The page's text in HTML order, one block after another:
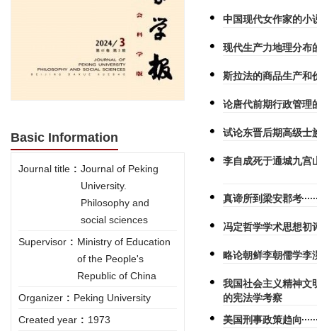
Basic Information
Journal title : Journal of Peking
University.
Philosophy and
social sciences
Supervisor : Ministry of Education
of the People's
Republic of China
Organizer : Peking University
Created year : 1973
中国现代女作家的小
现代生产力地理分布
斯拉法的商品生产和
论唐代前期行政管理
试论东晋后期高级士
李自成死于通城九宫
真谛所到梁安郡考
冯定哲学学术思想初
略论朝鲜李朝儒学李
我国社会主义精神
的宪法学考察
美国刑事政策趋向